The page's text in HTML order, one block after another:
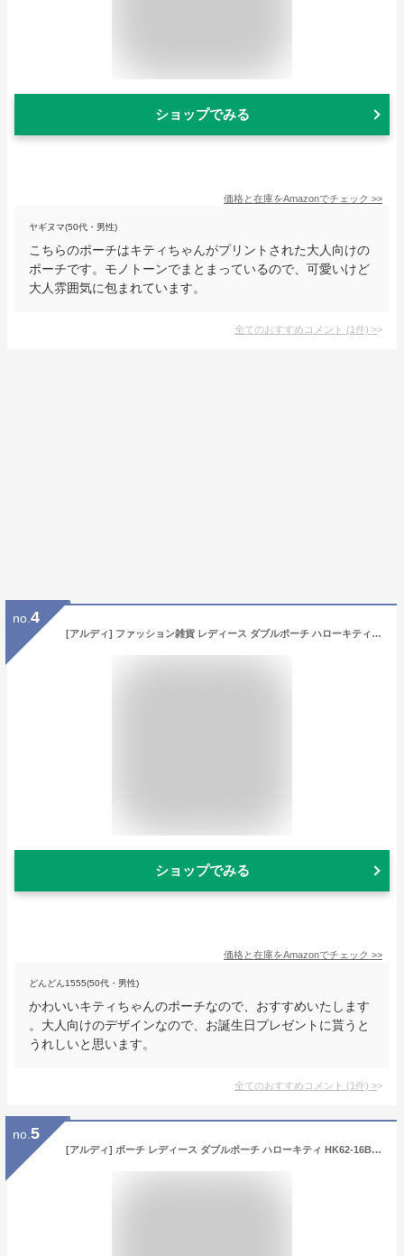
ショップでみる
価格と在庫をAmazonでチェック >>
ヤギヌマ(50代・男性)
こちらのポーチはキティちゃんがプリントされた大人向けの
ポーチです。モノトーンでまとまっているので、可愛いけど
大人雰囲気に包まれています。
全てのおすすめコメント (1件) >
no. 4
[アルディ] ファッション雑貨 レディース ダブルポーチ ハローキティ ホワイト
ショップでみる
価格と在庫をAmazonでチェック >>
どんどん1555(50代・男性)
かわいいキティちゃんのポーチなので、おすすめいたします
。大人向けのデザインなので、お誕生日プレゼントに貰うと
うれしいと思います。
全てのおすすめコメント (1件) >
no. 5
[アルディ] ポーチ レディース ダブルポーチ ハローキティ HK62-16BK ブラック